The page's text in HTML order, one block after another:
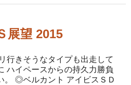
展望 2015
行きそうなタイプも出走して
ハイペースからの持久力勝負
。 ◎ベルカント アイビスＳＤ